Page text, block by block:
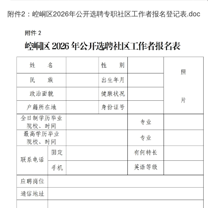
附件2：崆峒区2026年公开选聘专职社区工作者报名登记表⁭.doc